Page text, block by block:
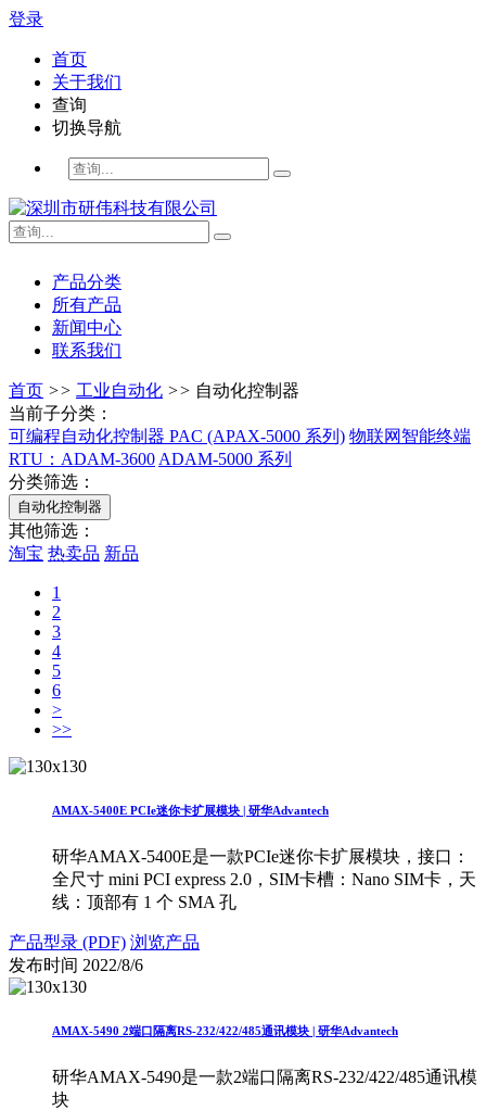
登录
首页
关于我们
查询
切换导航
产品分类
所有产品
新闻中心
联系我们
首页 >> 工业自动化 >> 自动化控制器
当前子分类：
可编程自动化控制器 PAC (APAX-5000 系列) 物联网智能终端
RTU：ADAM-3600 ADAM-5000 系列
分类筛选：
自动化控制器
其他筛选：
淘宝 热卖品 新品
1
2
3
4
5
6
>
>>
AMAX-5400E PCIe迷你卡扩展模块 | 研华Advantech
研华AMAX-5400E是一款PCIe迷你卡扩展模块，接口：
全尺寸 mini PCI express 2.0，SIM卡槽：Nano SIM卡，天
线：顶部有 1 个 SMA 孔
产品型录 (PDF) 浏览产品
发布时间 2022/8/6
AMAX-5490 2端口隔离RS-232/422/485通讯模块 | 研华Advantech
研华AMAX-5490是一款2端口隔离RS-232/422/485通讯模
块